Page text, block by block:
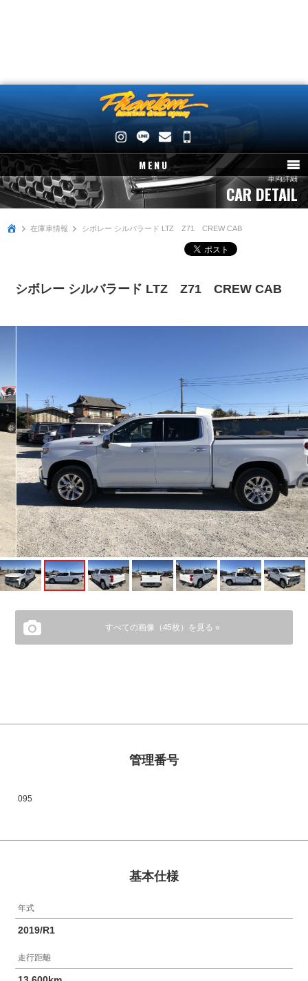
048-
745-
4446
MENU
ニュース
店舗紹介
車両詳細
CAR DETAIL
在庫車情報 シボレー シルバラード LTZ Z71 CREW CAB
シボレー シルバラード LTZ Z71 CREW CAB
すべての画像（45枚）を見る »
管理番号
095
基本仕様
年式
2019/R1
走行距離